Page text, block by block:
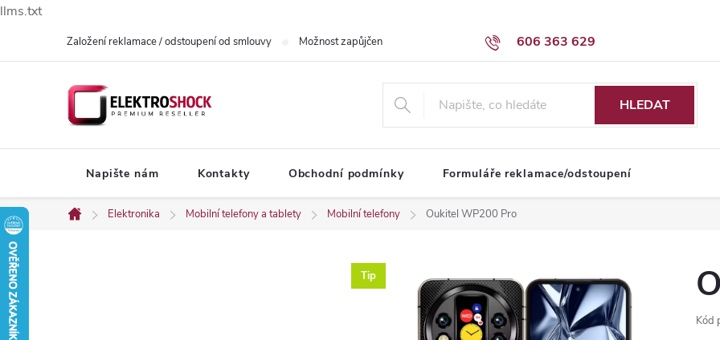
llms.txt
606 363 629
Založení reklamace / odstoupení od smlouvy Možnost zapůjčení dodávky Obchodní podmínky
HLEDAT
Napište nám Kontakty Obchodní podmínky Formuláře reklamace/odstoupení
Domů
Elektronika Mobilní telefony a tablety Mobilní telefony Oukitel WP200 Pro
Tip
Kód